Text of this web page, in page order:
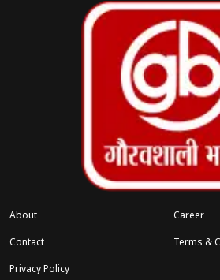
इसका सीधा असर आम लोगों की जेब
या जून से आने वाले बिजली बिलों में
सकते हैं। हालांकि यह बढ़ोतरी
लागू की जाएगी, जिससे उपभोक्ताओं
विशेषज्ञों का मानना है कि यह कदम
वित्तीय स्थिति सुधारने के लिए
उपभोक्ताओं का मासिक खर्च जरूर
About
Career
Contact
Terms &
Privacy Policy